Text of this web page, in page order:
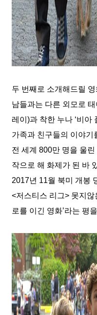
두 번째로 소개해드릴 영
남들과는 다른 외모로
레이 )과 착한 누나 ‘비아
가족과 친구들의 이야기
전 세계 800만 명을 울
작으로 해 화제가 된 바
2017년 11월 북미 개봉
<저스티스 리그> 못지않
로를 이긴 영화’라는 평